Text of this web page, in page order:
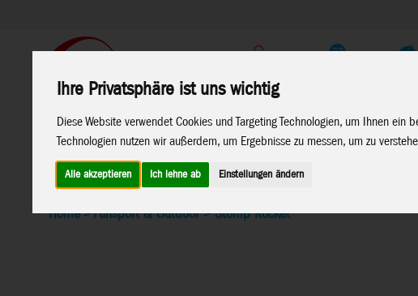
Ihre Privatsphäre ist uns wichtig
Diese Website verwendet Cookies und Targeting Technologien, um Ihnen
Technologien nutzen wir außerdem, um Ergebnisse zu messen, um zu
Alle akzeptieren Ich lehne ab Einstellungen ändern
Endkunden Shop
Home Marken
Home>Funsport & Outdoor>Stomp Rocket